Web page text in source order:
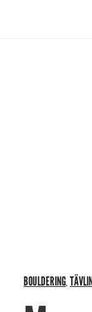
BOULDERING